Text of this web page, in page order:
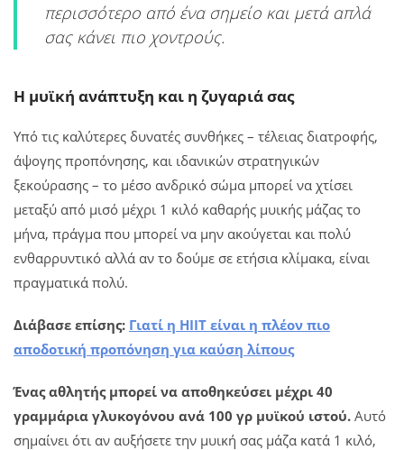
περισσότερο από ένα σημείο και μετά απλά
σας κάνει πιο χοντρούς.
Η μυϊκή ανάπτυξη και η ζυγαριά σας
Υπό τις καλύτερες δυνατές συνθήκες – τέλειας διατροφής,
άψογης προπόνησης, και ιδανικών στρατηγικών
ξεκούρασης – το μέσο ανδρικό σώμα μπορεί να χτίσει
μεταξύ από μισό μέχρι 1 κιλό καθαρής μυικής μάζας το
μήνα, πράγμα που μπορεί να μην ακούγεται και πολύ
ενθαρρυντικό αλλά αν το δούμε σε ετήσια κλίμακα, είναι
πραγματικά πολύ.
Διάβασε επίσης: Γιατί η HIIT είναι η πλέον πιο
αποδοτική προπόνηση για καύση λίπους
Ένας αθλητής μπορεί να αποθηκεύσει μέχρι 40
γραμμάρια γλυκογόνου ανά 100 γρ μυϊκού ιστού. Αυτό
σημαίνει ότι αν αυξήσετε την μυική σας μάζα κατά 1 κιλό,